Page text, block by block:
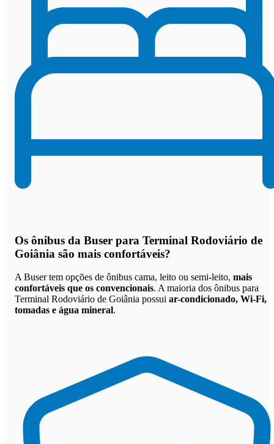
Os ônibus da Buser para Terminal Rodoviário de
Goiânia são mais confortáveis?
A Buser tem opções de ônibus cama, leito ou semi-leito, mais
confortáveis que os convencionais. A maioria dos ônibus para
Terminal Rodoviário de Goiânia possui ar-condicionado, Wi-Fi,
tomadas e água mineral.